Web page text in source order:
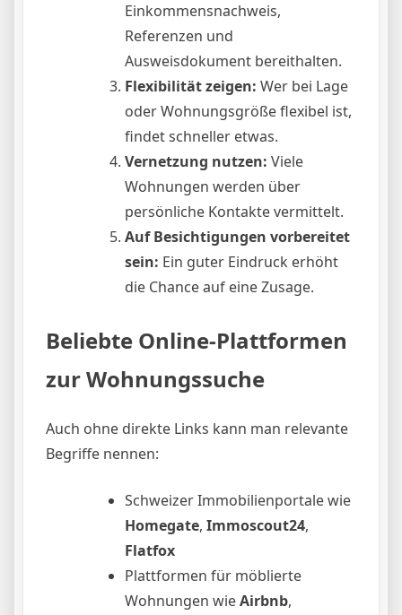
Einkommensnachweis,
Referenzen und
Ausweisdokument bereithalten.
Flexibilität zeigen: Wer bei Lage
oder Wohnungsgröße flexibel ist,
findet schneller etwas.
Vernetzung nutzen: Viele
Wohnungen werden über
persönliche Kontakte vermittelt.
Auf Besichtigungen vorbereitet
sein: Ein guter Eindruck erhöht
die Chance auf eine Zusage.
Beliebte Online-Plattformen
zur Wohnungssuche
Auch ohne direkte Links kann man relevante
Begriffe nennen:
Schweizer Immobilienportale wie
Homegate, Immoscout24,
Flatfox
Plattformen für möblierte
Wohnungen wieAirbnb,